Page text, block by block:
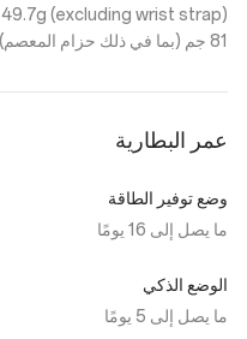
49.7g (excluding wrist strap)
81 جم (بما في ذلك حزام المعصم)
عمر البطارية
وضع توفير الطاقة
ما يصل إلى 16 يومًا
الوضع الذكي
ما يصل إلى 5 يومًا